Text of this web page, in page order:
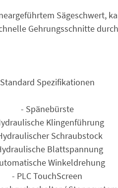
Säge­schwert,
Gehrungsschnitte
Standard Spezifikationen
- Spänebürste
Klingenführung
Schraubstock
Blattspannung
Winkeldrehung
- PLC TouchScreen